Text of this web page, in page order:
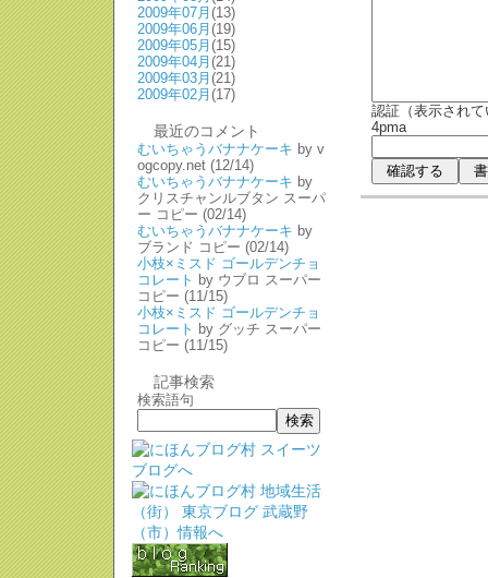
2009年07月 (13)
2009年06月 (19)
2009年05月 (15)
2009年04月 (21)
2009年03月 (21)
2009年02月 (17)
最近のコメント
むいちゃうバナナケーキ by v
ogcopy.net (12/14)
むいちゃうバナナケーキ by
クリスチャンルブタン スーパ
ー コピー (02/14)
むいちゃうバナナケーキ by
ブランド コピー (02/14)
小枝×ミスド ゴールデンチョ
コレート by ウブロ スーパー
コピー (11/15)
小枝×ミスド ゴールデンチョ
コレート by グッチ スーパー
コピー (11/15)
記事検索
検索語句
認証（表示され
4pma